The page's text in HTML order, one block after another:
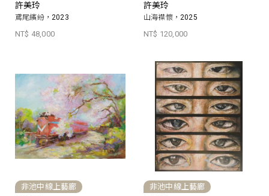
許美玲
鳶尾繽紛，2023
NT$ 48,000
許美玲
山海襟懷，2025
NT$ 120,000
非池中線上藝廊 非池中線上藝廊